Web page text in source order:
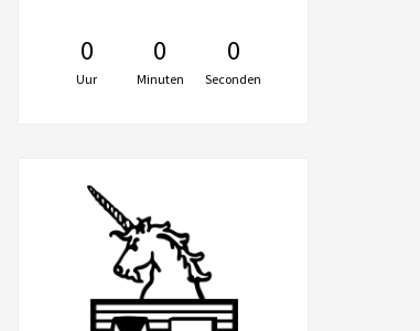
0
Uur
0
Minuten
0
Seconden